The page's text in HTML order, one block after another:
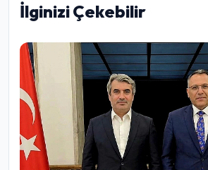
İlginizi Çekebilir